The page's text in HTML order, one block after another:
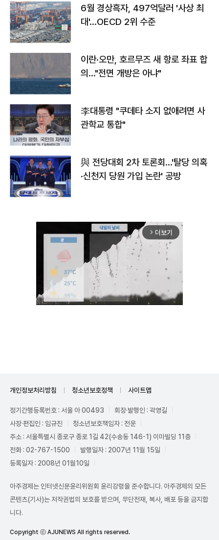
6월 경상흑자, 497억달러 '사상 최
대'…OECD 2위 수준
이란·오만, 호르무즈 새 항로 좌표 합
의…"전면 개방은 아냐"
李대통령 "쿠데타 소지 없애려면 사
관학교 통합"
與 전당대회 2차 토론회…'탈당 의혹
·신천지 당원 가입 논란' 공방
arrow_forward_ios 더보기
개인정보처리방침 청소년보호정책 사이트맵
정기간행등록번호 : 서울 아 00493
회장·발행인 : 곽영길
사장·편집인 : 임규진
청소년보호책임자 : 전운
주소 : 서울특별시 종로구 종로 1길 42(수송동 146-1) 이마빌딩 11층
전화 : 02-767-1500
발행일자 : 2007년 11월 15일
등록일자 : 2008년 01월10일
아주경제는 인터넷신문윤리위원회 윤리강령을 준수합니다. 아주경제의 모든
콘텐츠(기사)는 저작권법의 보호를 받으며, 무단전재, 복사, 배포 등을 금지합
니다.
Copyright ⓒ AJUNEWS All rights reserved.